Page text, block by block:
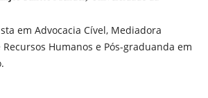
em Advocacia Cível, Mediadora
Recursos Humanos e Pós-graduanda em